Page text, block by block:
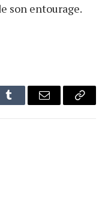
son entourage.
Tumblr Email
Copy